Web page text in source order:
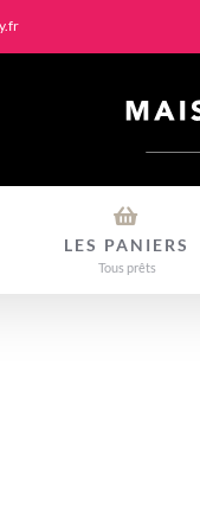
LES PANIERS
Tous prêts